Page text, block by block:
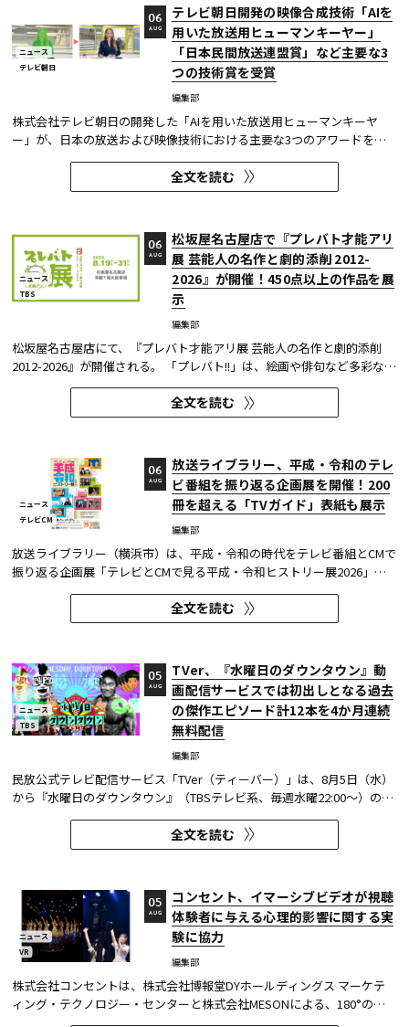
ニュース
テレビ朝日
テレビ朝日開発の映像合成技術「AIを
用いた放送用ヒューマンキーヤー」
「日本民間放送連盟賞」など主要な3
つの技術賞を受賞
編集部
06
AUG
株式会社テレビ朝日の開発した「AIを用いた放送用ヒューマンキーヤ
ー」が、日本の放送および映像技術における主要な3つのアワードを受
賞した。 本開発は、人物像認識AIと最新のXR技術を組み合わせたシステ
ムであり、その革新性と実用性が業界内で高い評価を獲得している。
【受賞アワード一覧】 ●2025年 日本民間放送連盟賞 技術部門優...
全文を読む
ニュース
TBS
松坂屋名古屋店で『プレバト才能アリ
展 芸能人の名作と劇的添削 2012-
2026』が開催！450点以上の作品を展
示
編集部
06
AUG
松坂屋名古屋店にて、『プレバト才能アリ展 芸能人の名作と劇的添削
2012-2026』が開催される。 「プレバト!!」は、絵画や俳句など多彩な芸
術ジャンルに芸能人が挑戦し、その作品を超一流の講師陣が才能アリ/ナ
シで厳しく査定する教養バラエティー番組だ。 本展では、定番ジャンル
の俳句・水彩画から、大漁旗や黒板アートといった巨大作品...
全文を読む
ニュース
テレビCM
放送ライブラリー、平成・令和のテレ
ビ番組を振り返る企画展を開催！200
冊を超える「TVガイド」表紙も展示
編集部
06
AUG
放送ライブラリー（横浜市）は、平成・令和の時代をテレビ番組とCMで
振り返る企画展「テレビとCMで見る平成・令和ヒストリー展2026」を8
月7日～9月27日に開催する。
全文を読む
ニュース
TBS
TVer、『水曜日のダウンタウン』動
画配信サービスでは初出しとなる過去
の傑作エピソード計12本を4か月連続
無料配信
編集部
05
AUG
民放公式テレビ配信サービス「TVer（ティーバー）」は、8月5日（水）
から『水曜日のダウンタウン』（TBSテレビ系、毎週水曜22:00～）の過
去に放送された傑作エピソード計12本を4か月にわたり配信する。本エ
ピソードが動画配信サービスで配信されるのは今回が初めてとなる。
TVerはすべて無料で見放題となっている。 『水曜日のダウンタウン...
全文を読む
ニュース
VR
コンセント、イマーシブビデオが視聴
体験者に与える心理的影響に関する実
験に協力
編集部
05
AUG
株式会社コンセントは、株式会社博報堂DYホールディングス マーケテ
ィング・テクノロジー・センターと株式会社MESONによる、180°の視
野角のImmersive Video（以下、イマーシブビデオ）を実験刺激に用い